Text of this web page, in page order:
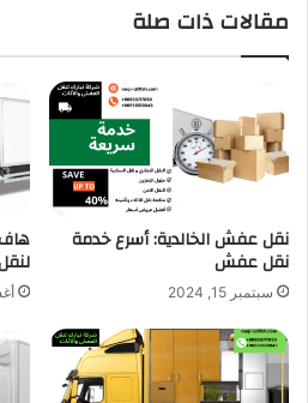
مقالات ذات صلة
نقل عفش الخالدية: أسرع خدمة
نقل عفش
سبتمبر 15, 2024